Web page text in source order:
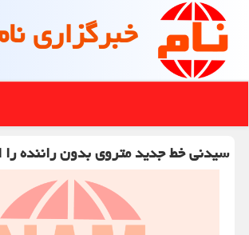
خبرگزاری
سیدنی خط جدید متروی بدون راننده را